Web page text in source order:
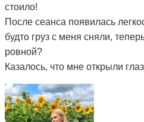
стоило!
После сеанса появилась
будто груз с меня сняли,
ровной?
Казалось, что мне открыли